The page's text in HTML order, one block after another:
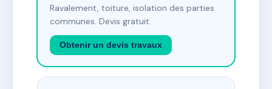
Ravalement, toiture, isolation des parties
communes. Devis gratuit.
Obtenir un devis travaux